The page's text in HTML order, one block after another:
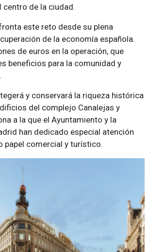
de la ciudad.
este reto desde su plena
de la economía española.
de euros en la operación, que
beneficios para la comunidad y
y conservará la riqueza histórica
del complejo Canalejas y
a la que el Ayuntamiento y la
han dedicado especial atención
papel comercial y turístico.